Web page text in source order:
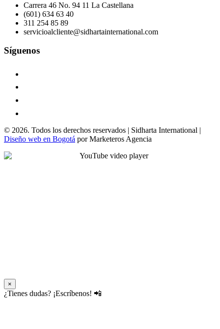
Carrera 46 No. 94 11 La Castellana
(601) 634 63 40
311 254 85 89
servicioalcliente@sidhartainternational.com
Síguenos
© 2026. Todos los derechos reservados | Sidharta International |
Diseño web en Bogotá por Marketeros Agencia
×
¿Tienes dudas? ¡Escríbenos! 📲